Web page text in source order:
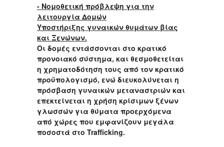
- Νομοθετική πρόβλεψη για την
λειτουργία Δομών
Υποστήριξης γυναικών θυμάτων βίας
και Ξενώνων.
Οι δομές εντάσσονται στο κρατικό
προνοιακό σύστημα, και θεσμοθετείται
η χρηματοδότηση τους από τον κρατικό
προϋπολογισμό, ενώ διευκολύνεται η
πρόσβαση γυναικών μεταναστριών και
επεκτείνεται η χρήση κρίσιμων ξένων
γλωσσών για θύματα προερχόμενα
από χώρες που εμφανίζουν μεγάλα
ποσοστά στο Trafficking.